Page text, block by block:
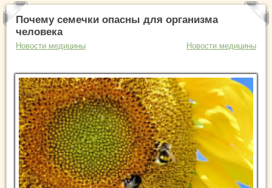
Почему семечки опасны для организма
человека
Новости медицины Новости медицины